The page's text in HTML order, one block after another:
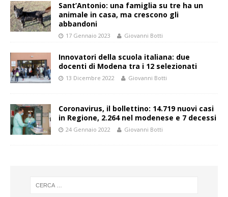
Sant’Antonio: una famiglia su tre ha un
animale in casa, ma crescono gli
abbandoni
17 Gennaio 2023 Giovanni Botti
Innovatori della scuola italiana: due
docenti di Modena tra i 12 selezionati
13 Dicembre 2022 Giovanni Botti
Coronavirus, il bollettino: 14.719 nuovi casi
in Regione, 2.264 nel modenese e 7 decessi
24 Gennaio 2022 Giovanni Botti